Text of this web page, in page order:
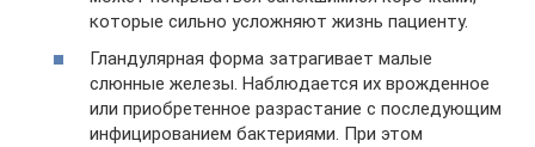
которые сильно усложняют жизнь пациенту.
Гландулярная форма затрагивает малые
слюнные железы. Наблюдается их врожденное
или приобретенное разрастание с последующим
инфицированием бактериями. При этом